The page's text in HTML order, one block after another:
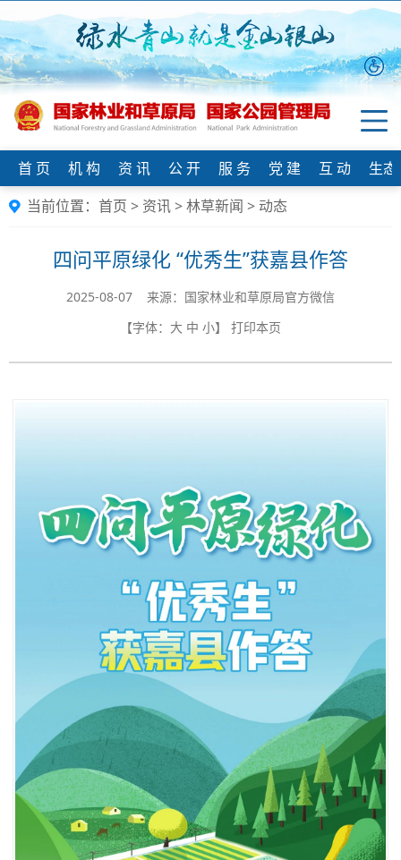
首 页 机 构 资 讯 公 开 服 务 党 建 互 动
生
当前位置： 首页 > 资讯>林草新闻 > 动态
四问平原绿化 “优秀生”获嘉县作答
2025-08-07 来源：国家林业和草原局官方微信
【字体： 大 中 小】 打印本页